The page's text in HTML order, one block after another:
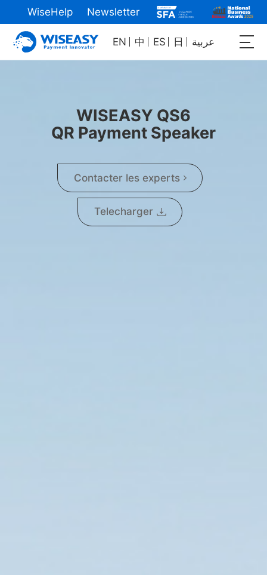
WiseHelp Newsletter
EN 中 ES 日 عربية
WISEASY QS6
QR Payment Speaker
Contacter les experts
Telecharger